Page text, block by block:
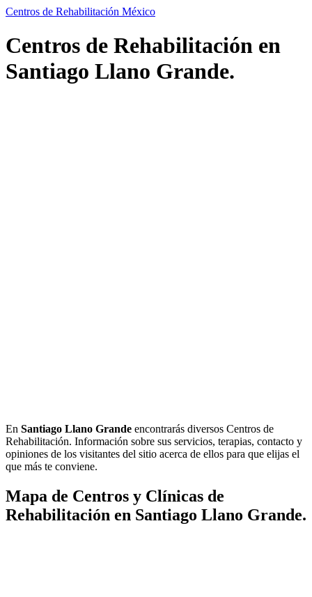
Centros de Rehabilitación México
Centros de Rehabilitación en
Santiago Llano Grande.
En Santiago Llano Grande encontrarás diversos Centros de
Rehabilitación. Información sobre sus servicios, terapias, contacto y
opiniones de los visitantes del sitio acerca de ellos para que elijas el
que más te conviene.
Mapa de Centros y Clínicas de
Rehabilitación en Santiago Llano Grande.